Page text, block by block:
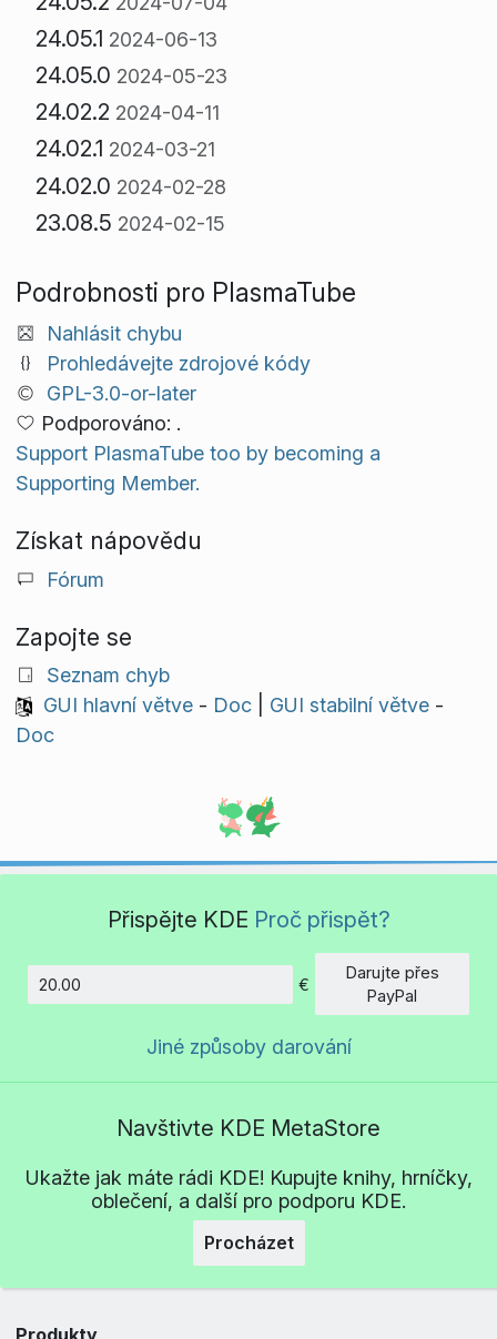
24.05.1 2024-06-13
24.05.0 2024-05-23
24.02.2 2024-04-11
24.02.1 2024-03-21
24.02.0 2024-02-28
23.08.5 2024-02-15
Podrobnosti pro PlasmaTube
Nahlásit chybu
Prohledávejte zdrojové kódy
GPL-3.0-or-later
Podporováno: .
Support PlasmaTube too by becoming a
Supporting Member.
Získat nápovědu
Fórum
Zapojte se
Seznam chyb
GUI hlavní větve- Doc| GUI stabilní větve-
Doc
Přispějte KDE Proč přispět?
€
Darujte přes
PayPal
Jiné způsoby darování
Navštivte KDE MetaStore
Ukažte jak máte rádi KDE! Kupujte knihy, hrníčky,
oblečení, a další pro podporu KDE.
Procházet